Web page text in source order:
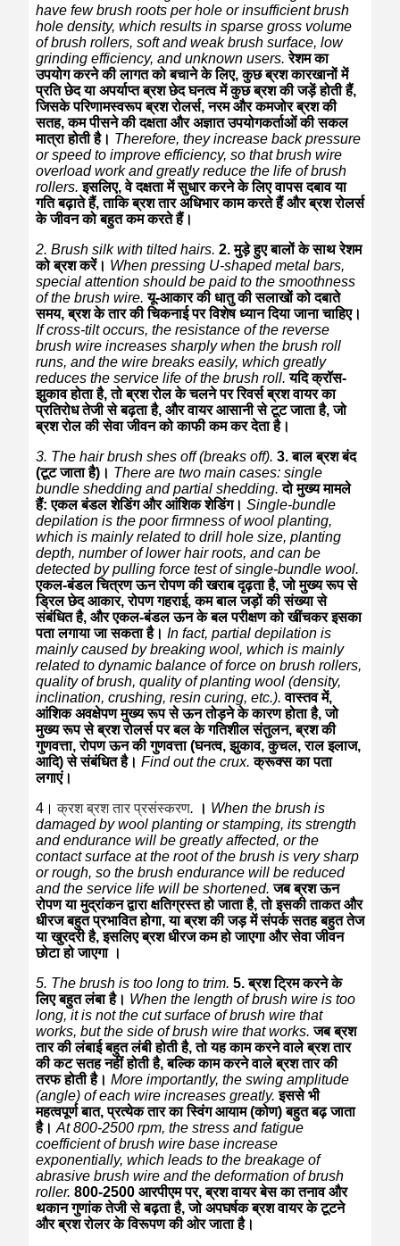
have few brush roots per hole or insufficient brush
hole density, which results in sparse gross volume
of brush rollers, soft and weak brush surface, low
grinding efficiency, and unknown users. रेशम का
उपयोग करने की लागत को बचाने के लिए, कुछ ब्रश कारखानों में
प्रति छेद या अपर्याप्त ब्रश छेद घनत्व में कुछ ब्रश की जड़ें होती हैं,
जिसके परिणामस्वरूप ब्रश रोलर्स, नरम और कमजोर ब्रश की
सतह, कम पीसने की दक्षता और अज्ञात उपयोगकर्ताओं की सकल
मात्रा होती है। Therefore, they increase back pressure
or speed to improve efficiency, so that brush wire
overload work and greatly reduce the life of brush
rollers. इसलिए, वे दक्षता में सुधार करने के लिए वापस दबाव या
गति बढ़ाते हैं, ताकि ब्रश तार अधिभार काम करते हैं और ब्रश रोलर्स
के जीवन को बहुत कम करते हैं।
2. Brush silk with tilted hairs. 2. मुड़े हुए बालों के साथ रेशम
को ब्रश करें। When pressing U-shaped metal bars,
special attention should be paid to the smoothness
of the brush wire. यू-आकार की धातु की सलाखों को दबाते
समय, ब्रश के तार की चिकनाई पर विशेष ध्यान दिया जाना चाहिए।
If cross-tilt occurs, the resistance of the reverse
brush wire increases sharply when the brush roll
runs, and the wire breaks easily, which greatly
reduces the service life of the brush roll. यदि क्रॉस-
झुकाव होता है, तो ब्रश रोल के चलने पर रिवर्स ब्रश वायर का
प्रतिरोध तेजी से बढ़ता है, और वायर आसानी से टूट जाता है, जो
ब्रश रोल की सेवा जीवन को काफी कम कर देता है।
3. The hair brush shes off (breaks off). 3. बाल ब्रश बंद
(टूट जाता है)। There are two main cases: single
bundle shedding and partial shedding. दो मुख्य मामले
हैं: एकल बंडल शेडिंग और आंशिक शेडिंग। Single-bundle
depilation is the poor firmness of wool planting,
which is mainly related to drill hole size, planting
depth, number of lower hair roots, and can be
detected by pulling force test of single-bundle wool.
एकल-बंडल चित्रण ऊन रोपण की खराब दृढ़ता है, जो मुख्य रूप से
ड्रिल छेद आकार, रोपण गहराई, कम बाल जड़ों की संख्या से
संबंधित है, और एकल-बंडल ऊन के बल परीक्षण को खींचकर इसका
पता लगाया जा सकता है। In fact, partial depilation is
mainly caused by breaking wool, which is mainly
related to dynamic balance of force on brush rollers,
quality of brush, quality of planting wool (density,
inclination, crushing, resin curing, etc.). वास्तव में,
आंशिक अवक्षेपण मुख्य रूप से ऊन तोड़ने के कारण होता है, जो
मुख्य रूप से ब्रश रोलर्स पर बल के गतिशील संतुलन, ब्रश की
गुणवत्ता, रोपण ऊन की गुणवत्ता (घनत्व, झुकाव, कुचल, राल इलाज,
आदि) से संबंधित है। Find out the crux. क्रूक्स का पता
लगाएं।
4।क्रश ब्रश तार प्रसंस्करण. । When the brush is
damaged by wool planting or stamping, its strength
and endurance will be greatly affected, or the
contact surface at the root of the brush is very sharp
or rough, so the brush endurance will be reduced
and the service life will be shortened. जब ब्रश ऊन
रोपण या मुद्रांकन द्वारा क्षतिग्रस्त हो जाता है, तो इसकी ताकत और
धीरज बहुत प्रभावित होगा, या ब्रश की जड़ में संपर्क सतह बहुत तेज
या खुरदरी है, इसलिए ब्रश धीरज कम हो जाएगा और सेवा जीवन
छोटा हो जाएगा ।
5. The brush is too long to trim. 5. ब्रश ट्रिम करने के
लिए बहुत लंबा है। When the length of brush wire is too
long, it is not the cut surface of brush wire that
works, but the side of brush wire that works. जब ब्रश
तार की लंबाई बहुत लंबी होती है, तो यह काम करने वाले ब्रश तार
की कट सतह नहीं होती है, बल्कि काम करने वाले ब्रश तार की
तरफ होती है। More importantly, the swing amplitude
(angle) of each wire increases greatly. इससे भी
महत्वपूर्ण बात, प्रत्येक तार का स्विंग आयाम (कोण) बहुत बढ़ जाता
है। At 800-2500 rpm, the stress and fatigue
coefficient of brush wire base increase
exponentially, which leads to the breakage of
abrasive brush wire and the deformation of brush
roller. 800-2500 आरपीएम पर, ब्रश वायर बेस का तनाव और
थकान गुणांक तेजी से बढ़ता है, जो अपघर्षक ब्रश वायर के टूटने
और ब्रश रोलर के विरूपण की ओर जाता है।